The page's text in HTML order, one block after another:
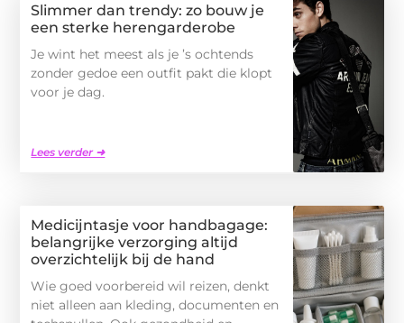
Slimmer dan trendy: zo bouw je
een sterke herengarderobe
Je wint het meest als je ’s ochtends
zonder gedoe een outfit pakt die klopt
voor je dag.
Lees verder ➜
Medicijntasje voor handbagage:
belangrijke verzorging altijd
overzichtelijk bij de hand
Wie goed voorbereid wil reizen, denkt
niet alleen aan kleding, documenten en